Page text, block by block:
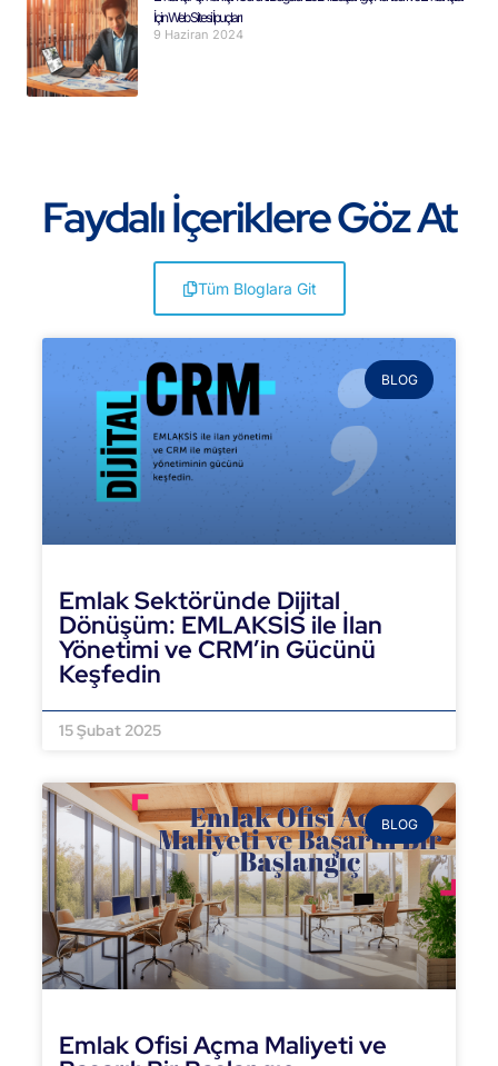
İçin Web Sitesi İpuçları
9 Haziran 2024
Faydalı İçeriklere Göz At
Tüm Bloglara Git
BLOG
Emlak Sektöründe Dijital
Dönüşüm: EMLAKSİS ile İlan
Yönetimi ve CRM’in Gücünü
Keşfedin
15 Şubat 2025
BLOG
Emlak Ofisi Açma Maliyeti ve